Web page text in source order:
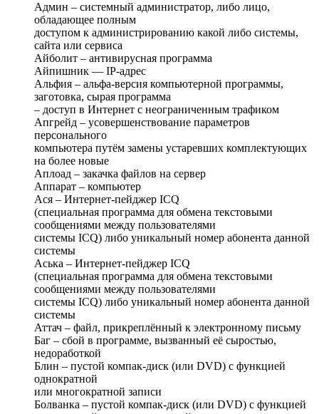
Админ – системный администратор, либо лицо,
обладающее полным
доступом к администрированию какой либо системы,
сайта или сервиса
Айболит – антивирусная программа
Айпишник — IP-адрес
Альфия – альфа-версия компьютерной программы,
заготовка, сырая программа
– доступ в Интернет с неограниченным трафиком
Апгрейд – усовершенствование параметров
персонального
компьютера путём замены устаревших комплектующих
на более новые
Аплоад – закачка файлов на сервер
Аппарат – компьютер
Ася – Интернет-пейджер ICQ
(специальная программа для обмена текстовыми
сообщениями между пользователями
системы ICQ) либо уникальный номер абонента данной
системы
Аська – Интернет-пейджер ICQ
(специальная программа для обмена текстовыми
сообщениями между пользователями
системы ICQ) либо уникальный номер абонента данной
системы
Аттач – файл, прикреплённый к электронному письму
Баг – сбой в программе, вызванный её сыростью,
недоработкой
Блин – пустой компак-диск (или DVD) с функцией
однократной
или многократной записи
Болванка – пустой компак-диск (или DVD) с функцией